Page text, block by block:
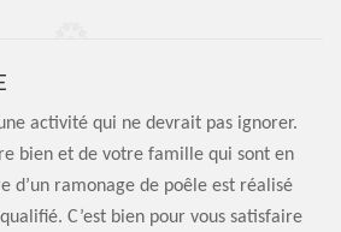
activité qui ne devrait pas ignorer.
bien et de votre famille qui sont en
d’un ramonage de poêle est réalisé
C’est bien pour vous satisfaire